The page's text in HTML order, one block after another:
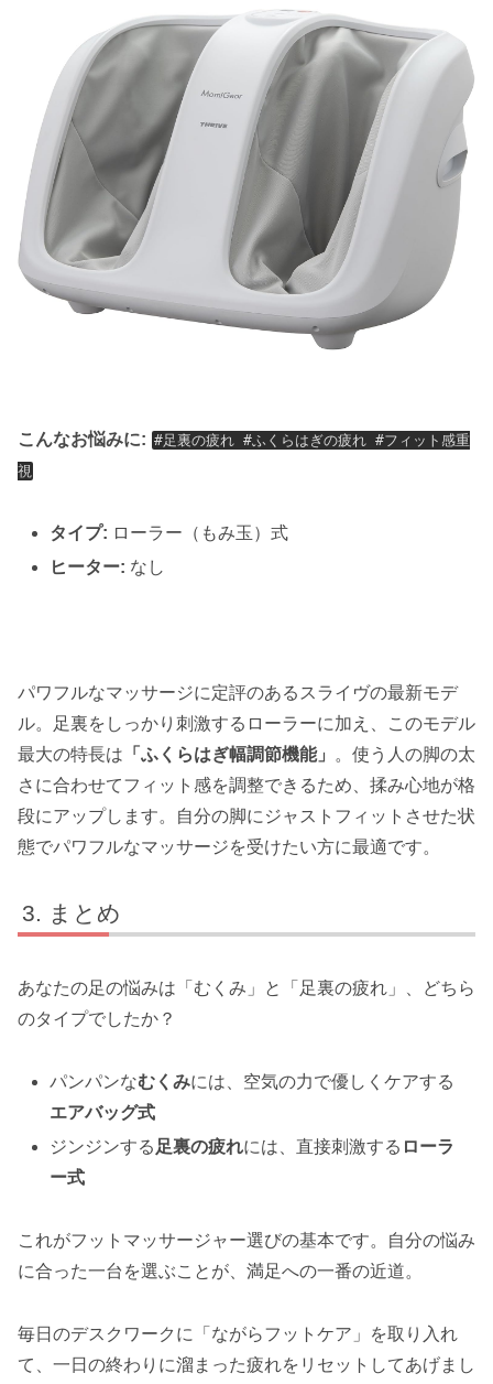
こんなお悩みに: #足裏の疲れ #ふくらはぎの疲れ #フィット感重
視
タイプ: ローラー（もみ玉）式
ヒーター: なし
パワフルなマッサージに定評のあるスライヴの最新モデ
ル。足裏をしっかり刺激するローラーに加え、このモデル
最大の特長は 「ふくらはぎ幅調節機能」 。使う人の脚の太
さに合わせてフィット感を調整できるため、揉み心地が格
段にアップします。自分の脚にジャストフィットさせた状
態でパワフルなマッサージを受けたい方に最適です。
まとめ
あなたの足の悩みは「むくみ」と「足裏の疲れ」、どちら
のタイプでしたか？
パンパンなむくみには、空気の力で優しくケアする
エアバッグ式
ジンジンする 足裏の疲れには、直接刺激する ローラ
ー式
これがフットマッサージャー選びの基本です。自分の悩み
に合った一台を選ぶことが、満足への一番の近道。
毎日のデスクワークに「ながらフットケア」を取り入れ
て、一日の終わりに溜まった疲れをリセットしてあげまし